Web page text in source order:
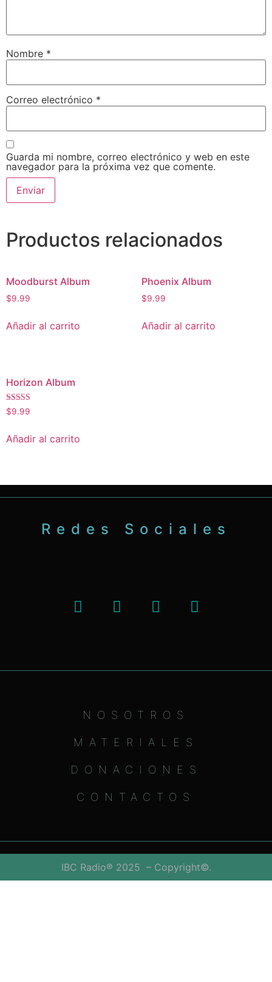
Nombre *
Correo electrónico *
Guarda mi nombre, correo electrónico y web en este
navegador para la próxima vez que comente.
Productos relacionados
Moodburst Album
$9.99
Añadir al carrito
Phoenix Album
$9.99
Añadir al carrito
Horizon Album
Valorado
con
de 5
$9.99
Añadir al carrito
Redes Sociales
NOSOTROS
MATERIALES
DONACIONES
CONTACTOS
IBC Radio® 2025 – Copyright©.